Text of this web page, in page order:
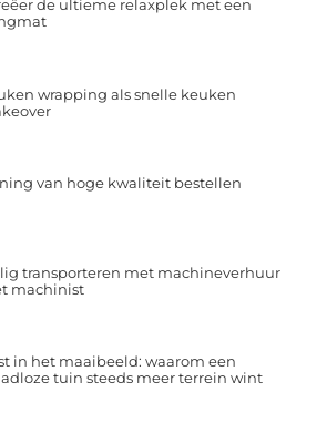
de ultieme relaxplek met een
wrapping als snelle keuken
van hoge kwaliteit bestellen
transporteren met machineverhuur
machinist
in het maaibeeld: waarom een
tuin steeds meer terrein wint